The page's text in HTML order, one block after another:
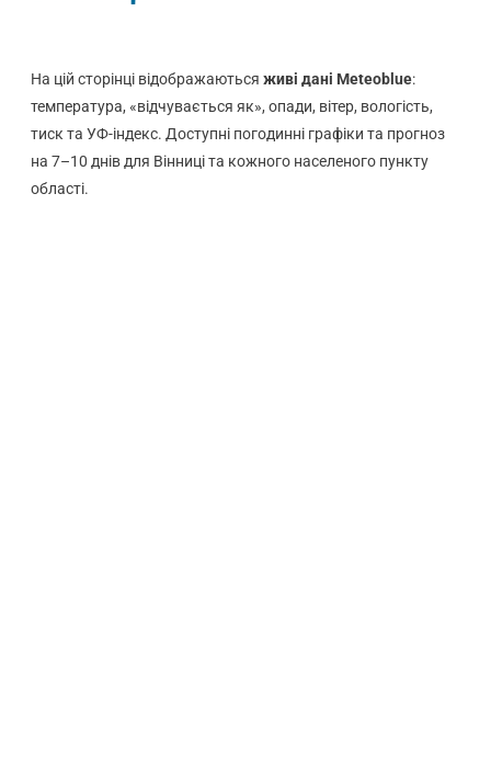
На цій сторінці відображаються живі дані Meteoblue:
температура, «відчувається як», опади, вітер, вологість,
тиск та УФ-індекс. Доступні погодинні графіки та прогноз
на 7–10 днів для Вінниці та кожного населеного пункту
області.